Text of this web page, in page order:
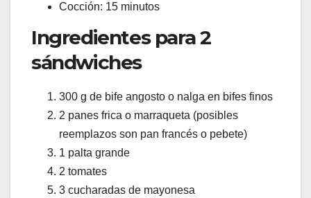
Cocción: 15 minutos
Ingredientes para 2
sándwiches
300 g de bife angosto o nalga en bifes finos
2 panes frica o marraqueta (posibles
reemplazos son pan francés o pebete)
1 palta grande
2 tomates
3 cucharadas de mayonesa